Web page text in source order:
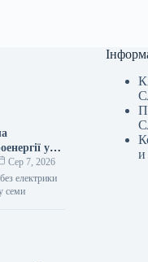
у
шести
Сер 7, 2026
електрики
семи
и